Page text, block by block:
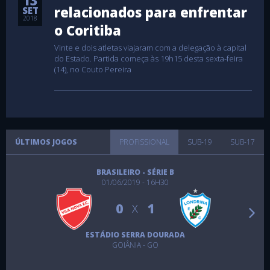
SET
2018
relacionados para enfrentar
o Coritiba
Vinte e dois atletas viajaram com a delegação à capital
do Estado. Partida começa às 19h15 desta sexta-feira
(14), no Couto Pereira
ÚLTIMOS JOGOS PROFISSIONAL SUB-19 SUB-17
BRASILEIRO - SÉRIE B
01/06/2019 - 16H30
0 X 1
ESTÁDIO SERRA DOURADA
GOIÂNIA - GO